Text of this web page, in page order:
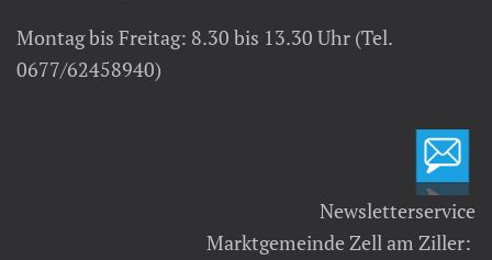
Montag bis Freitag: 8.30 bis 13.30 Uhr (Tel.
0677/62458940)
Newsletterservice
Marktgemeinde Zell am Ziller: